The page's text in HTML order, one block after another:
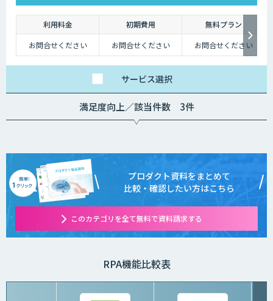
利用料金 初期費用
無料プラン
お問合せください
お問合せください お問合せください
サービス選択
満足度向上／該当件数 3件
プロダクト資料をまとめて
比較・確認したい方はこちら
このカテゴリを全て無料で資料請求する
RPA機能比較表